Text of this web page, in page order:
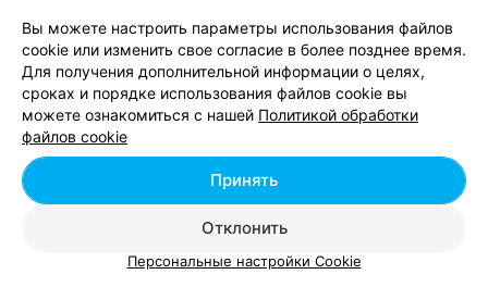
Вы можете настроить параметры использования файлов
cookie или изменить свое согласие в более позднее время.
Для получения дополнительной информации о целях,
сроках и порядке использования файлов cookie вы
можете ознакомиться с нашей Политикой обработки
файлов cookie
Отклонить
Принять
Персональные настройки Cookie